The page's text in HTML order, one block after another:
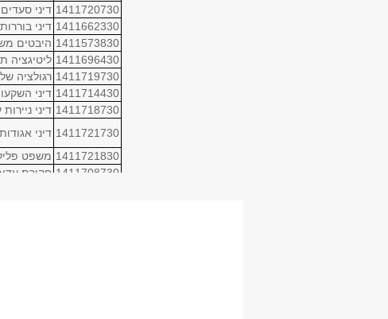
1411720730 דיני סעדים
1411662330 דיני בוררות
1411573830 היבטים
1411696430 ליטיגציה
1411719730 רגולציה
1411714430 דיני
1411718730 דיני
1411721730 דיני
1411721830 משפט
1411708730 חקירת
סמינר
סמינר